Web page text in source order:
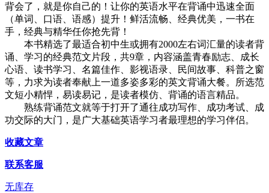
背会了，就是你自己的！让你的英语水平在背诵中迅速全面
（单词、口语、语感）提升！鲜活流畅、经典优美，一书在
手，经典与精华任你抢先背！
本书精选了最适合初中生或拥有2000左右词汇量的读者背
诵、学习的经典范文片段，共9章，内容涵盖青春励志、成长
心语、读书学习、名篇佳作、影视语录、民间故事、科普之窗
等，力求为读者奉献上一道多姿多彩的英文背诵大餐。所选范
文短小精悍，易读易记，是读者模仿、背诵的语言精品。
熟练背诵范文就等于打开了通往成功写作、成功考试、成
功交际的大门，是广大基础英语学习者最理想的学习伴侣。
收藏文章
联系客服
无库存